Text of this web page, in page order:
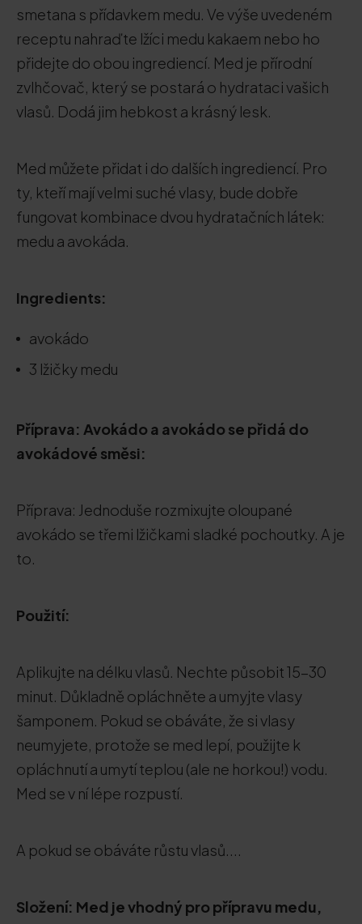
smetana s přídavkem medu. Ve výše uvedeném
receptu nahraďte lžíci medu kakaem nebo ho
přidejte do obou ingrediencí. Med je přírodní
zvlhčovač, který se postará o hydrataci vašich
vlasů. Dodá jim hebkost a krásný lesk.
Med můžete přidat i do dalších ingrediencí. Pro
ty, kteří mají velmi suché vlasy, bude dobře
fungovat kombinace dvou hydratačních látek:
medu a avokáda.
Ingredients:
avokádo
3 lžičky medu
Příprava: Avokádo a avokádo se přidá do
avokádové směsi:
Příprava: Jednoduše rozmixujte oloupané
avokádo se třemi lžičkami sladké pochoutky. A je
to.
Použití:
Aplikujte na délku vlasů. Nechte působit 15-30
minut. Důkladně opláchněte a umyjte vlasy
šamponem. Pokud se obáváte, že si vlasy
neumyjete, protože se med lepí, použijte k
opláchnutí a umytí teplou (ale ne horkou!) vodu.
Med se v ní lépe rozpustí.
A pokud se obáváte růstu vlasů....
Složení: Med je vhodný pro přípravu medu,